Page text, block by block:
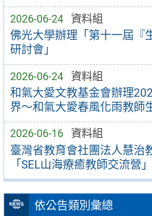
2026-06-24 資料組
佛光大學辦理「第十一屆『
研討會」
2026-06-24 資料組
和氣大愛文教基金會辦理
界～和氣大愛春風化雨教師
2026-06-16 資料組
臺灣省教育會社團法人慧治
「SEL山海療癒教師交流營」
依公告類別彙總